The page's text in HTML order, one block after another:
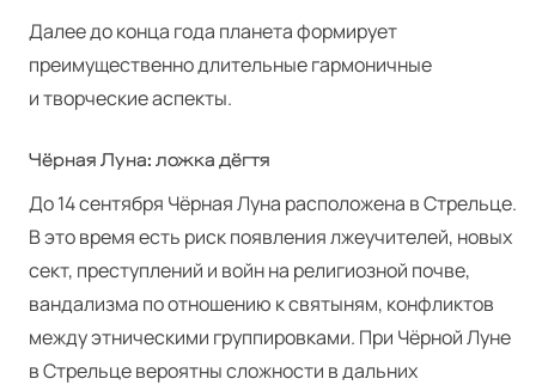
Далее до конца года планета формирует
преимущественно длительные гармоничные
и творческие аспекты.
Чёрная Луна: ложка дёгтя
До 14 сентября Чёрная Луна расположена в Стрельце.
В это время есть риск появления лжеучителей, новых
сект, преступлений и войн на религиозной почве,
вандализма по отношению к святыням, конфликтов
между этническими группировками. При Чёрной Луне
в Стрельце вероятны сложности в дальних